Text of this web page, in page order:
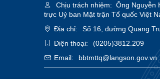
Chịu trách nhiệm: Ông Nguyễn
trực Uỷ ban Mặt trận Tổ quốc Việt
Địa chỉ:
Số 16, đường Quang
Điện thoại:
(0205)3812.209
Email:
bbtmttq@langson.gov.vn